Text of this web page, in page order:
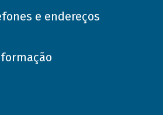
e endereços